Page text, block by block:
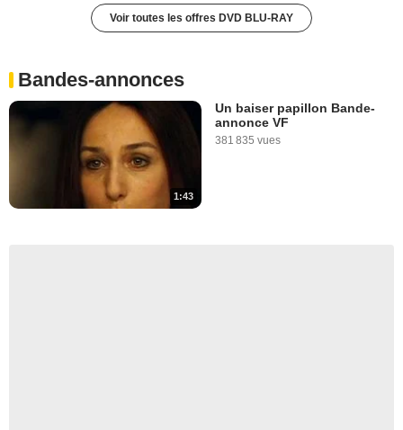
Voir toutes les offres DVD BLU-RAY
Bandes-annonces
1:43
Un baiser papillon Bande-
annonce VF
381 835 vues